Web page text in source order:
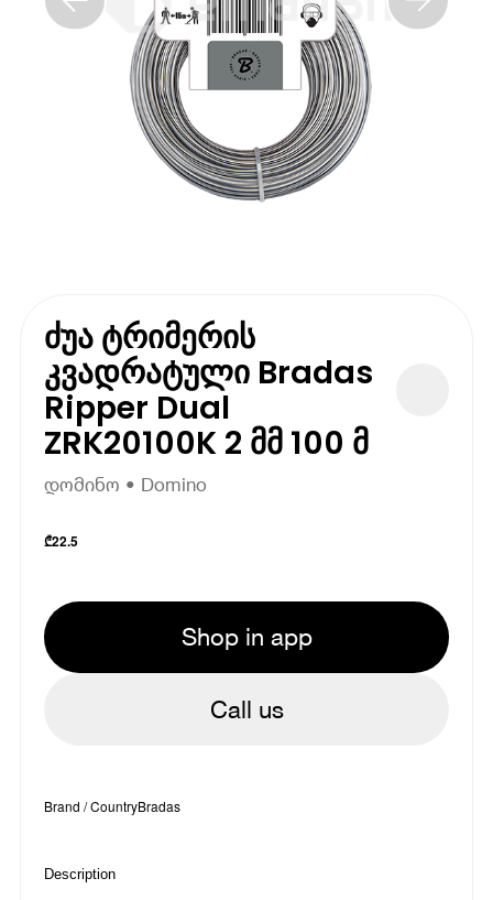
ძუა ტრიმერის
კვადრატული Bradas
Ripper Dual
ZRK20100K 2 მმ 100 მ
დომინო • Domino
₾22.5
Shop in app
Call us
Brand / CountryBradas
Description